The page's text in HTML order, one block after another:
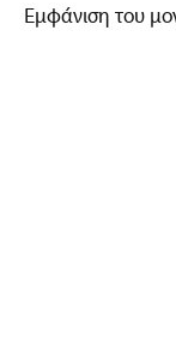
Εμφάνιση του